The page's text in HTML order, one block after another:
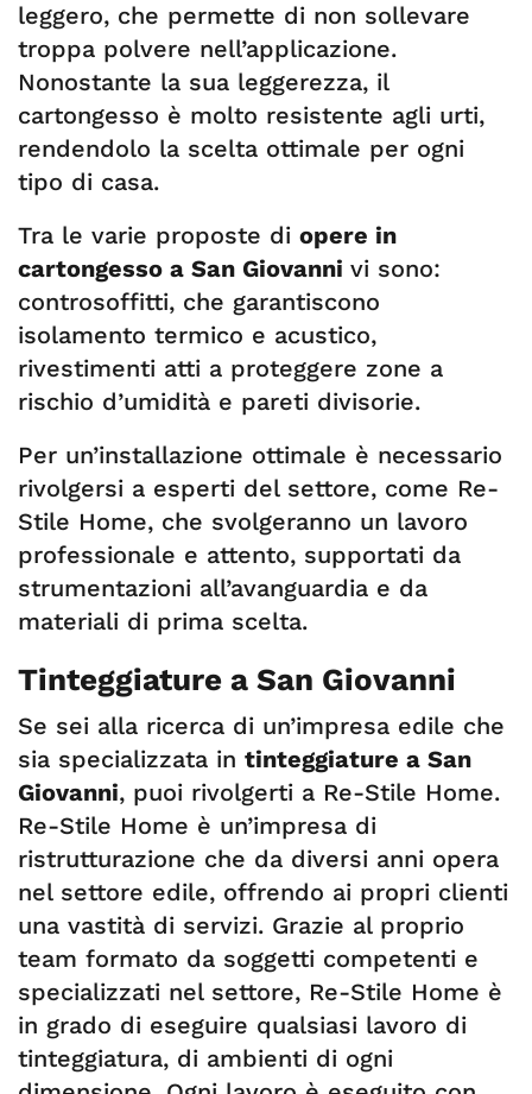
leggero, che permette di non sollevare
troppa polvere nell’applicazione.
Nonostante la sua leggerezza, il
cartongesso è molto resistente agli urti,
rendendolo la scelta ottimale per ogni
tipo di casa.
Tra le varie proposte di opere in
cartongesso a San Giovanni vi sono:
controsoffitti, che garantiscono
isolamento termico e acustico,
rivestimenti atti a proteggere zone a
rischio d’umidità e pareti divisorie.
Per un’installazione ottimale è necessario
rivolgersi a esperti del settore, come Re-
Stile Home, che svolgeranno un lavoro
professionale e attento, supportati da
strumentazioni all’avanguardia e da
materiali di prima scelta.
Tinteggiature a San Giovanni
Se sei alla ricerca di un’impresa edile che
sia specializzata in tinteggiature a San
Giovanni, puoi rivolgerti a Re-Stile Home.
Re-Stile Home è un’impresa di
ristrutturazione che da diversi anni opera
nel settore edile, offrendo ai propri clienti
una vastità di servizi. Grazie al proprio
team formato da soggetti competenti e
specializzati nel settore, Re-Stile Home è
in grado di eseguire qualsiasi lavoro di
tinteggiatura, di ambienti di ogni